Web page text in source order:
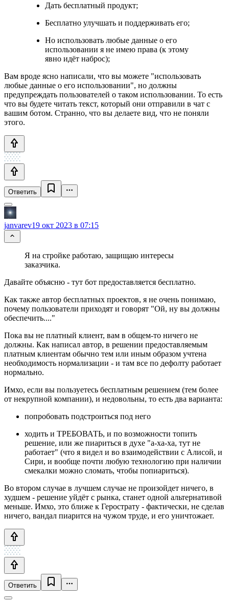
Дать бесплатный продукт;
Бесплатно улучшать и поддерживать его;
Но использовать любые данные о его
использовании я не имею права (к этому
явно идёт наброс);
Вам вроде ясно написали, что вы можете "использовать
любые данные о его использовании", но должны
предупреждать пользователей о таком использовании. То есть
что вы будете читать текст, который они отправили в чат с
вашим ботом. Странно, что вы делаете вид, что не поняли
этого.
Ответить
janvarev19 окт 2023 в 07:15
Я на стройке работаю, защищаю интересы
заказчика.
Давайте объясню - тут бот предоставляется бесплатно.
Как также автор бесплатных проектов, я не очень понимаю,
почему пользователи приходят и говорят "Ой, ну вы должны
обеспечить...."
Пока вы не платный клиент, вам в общем-то ничего не
должны. Как написал автор, в решении предоставляемым
платным клиентам обычно тем или иным образом учтена
необходимость нормализации - и там все по дефолту работает
нормально.
Имхо, если вы пользуетесь бесплатным решением (тем более
от некрупной компании), и недовольны, то есть два варианта:
попробовать подстроиться под него
ходить и ТРЕБОВАТЬ, и по возможности топить
решение, или же пиариться в духе "а-ха-ха, тут не
работает" (что я видел и во взаимодействии с Алисой, и
Сири, и вообще почти любую технологию при наличии
смекалки можно сломать, чтобы попиариться).
Во втором случае в лучшем случае не произойдет ничего, в
худшем - решение уйдёт с рынка, станет одной альтернативой
меньше. Имхо, это ближе к Герострату - фактически, не сделав
ничего, вандал пиарится на чужом труде, и его уничтожает.
Ответить